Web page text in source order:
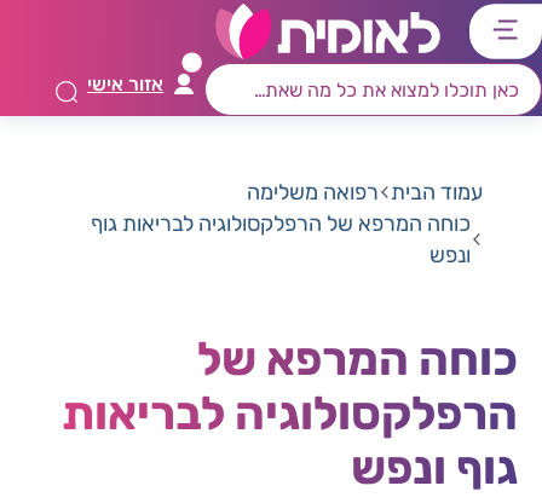
דלג
לתפריט
ראשי
דלג
לרכיב
חיפוש
דלג
לתוכן
מרכזי
דלג
לאזור
קישורים
אזור אישי
עמוד הבית רפואה משלימה
כוחה המרפא של הרפלקסולוגיה לבריאות גוף
ונפש
כוחה המרפא של
הרפלקסולוגיה לבריאות
גוף ונפש